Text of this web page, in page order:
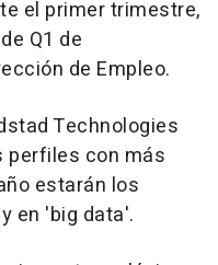
el primer trimestre,
Q1 de
de Empleo.
Technologies
perfiles con más
estarán los
en 'big data'.